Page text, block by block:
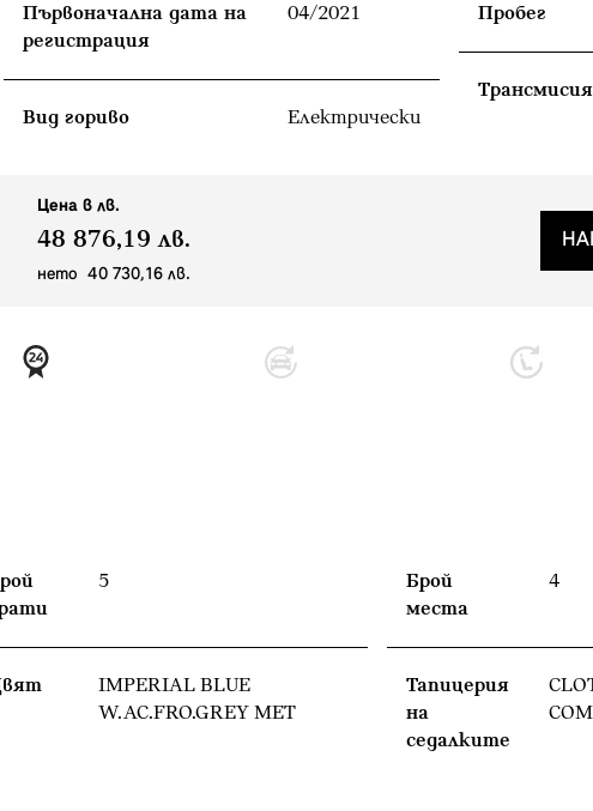
Първоначална дата на
регистрация
04/2021
Вид гориво Електрически
Пробег
Tрансмисия
Цена в лв.
48 876,19 лв.
нето 40 730,16 лв.
5
IMPERIAL BLUE
W.AC.FRO.GREY MET
Брой
места
4
Тапицерия
на
седалките